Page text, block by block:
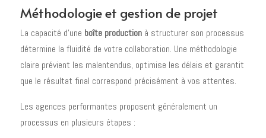
Méthodologie et gestion de projet
La capacité d'une boîte productionà structurer son processus
détermine la fluidité de votre collaboration. Une méthodologie
claire prévient les malentendus, optimise les délais et garantit
que le résultat final correspond précisément à vos attentes.
Les agences performantes proposent généralement un
processus en plusieurs étapes :